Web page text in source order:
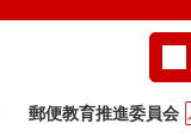
郵便教育推進委員会